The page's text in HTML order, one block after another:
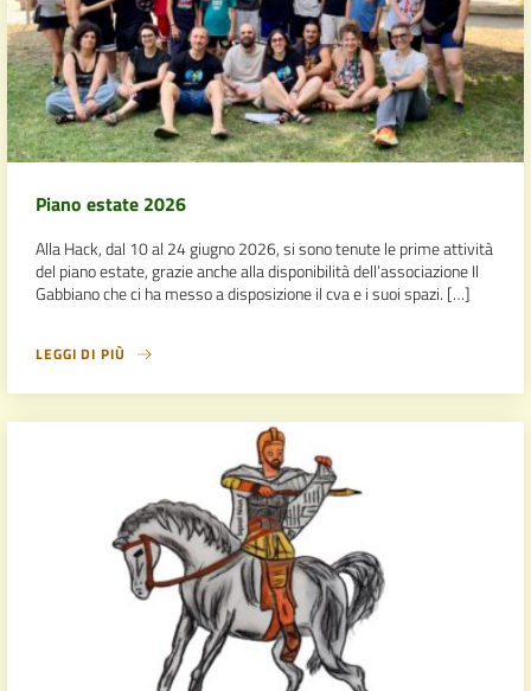
Piano estate 2026
Alla Hack, dal 10 al 24 giugno 2026, si sono tenute le prime attività
del piano estate, grazie anche alla disponibilità dell’associazione Il
Gabbiano che ci ha messo a disposizione il cva e i suoi spazi. […]
LEGGI DI PIÙ